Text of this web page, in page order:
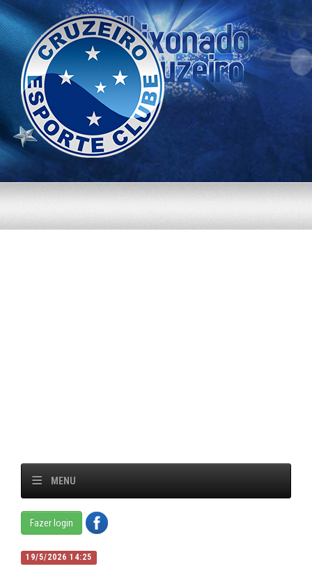
MENU
Fazer login
19/5/2026 14:25